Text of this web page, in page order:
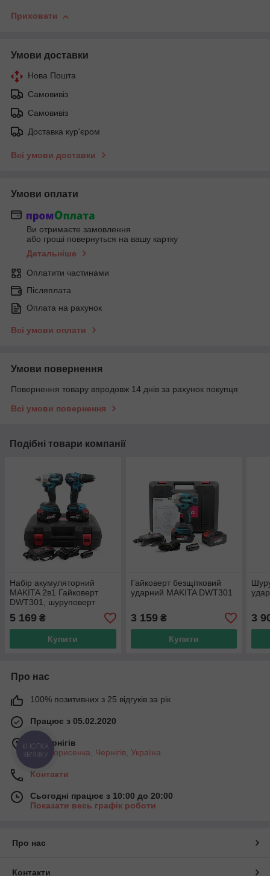
Приховати
Умови доставки
Нова Пошта
Самовивіз
Самовивіз
Доставка кур'єром
Всі умови доставки
Умови оплати
Ви отримаєте замовлення
або гроші повернуться на вашу картку
Детальніше
Оплатити частинами
Післяплата
Оплата на рахунок
Всі умови оплати
Умови повернення
Повернення товару впродовж 14 днів за рахунок покупця
Всі умови повернення
Подібні товари компанії
Набір акумуляторний
MAKITA 2в1 Гайковерт
DWT301, шуруповерт
DWT485
5 169 ₴
Купити
Гайковерт безщітковий
ударний MAKITA DWT301
3 159₴
Купити
3
Про нас
100% позитивних з 25 відгуків за рік
Працює з 05.02.2020
м. Чернігів
вул. Борисенка, Чернігів, Україна
Контакти
Сьогодні працює з 10:00 до 20:00
Показати весь графік роботи
Про нас
Контакти
КНОПКА
ЗВ'ЯЗКУ